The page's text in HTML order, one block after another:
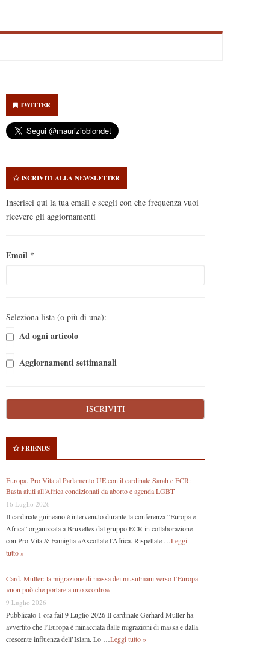
Sidebar
TWITTER
ISCRIVITI ALLA NEWSLETTER
Inserisci qui la tua email e scegli con che frequenza vuoi
ricevere gli aggiornamenti
Email *
Seleziona lista (o più di una):
Ad ogni articolo
Aggiornamenti settimanali
FRIENDS
Europa. Pro Vita al Parlamento UE con il cardinale Sarah e ECR:
Basta aiuti all’Africa condizionati da aborto e agenda LGBT
16 Luglio 2026
Il cardinale guineano è intervenuto durante la conferenza “Europa e
Africa” organizzata a Bruxelles dal gruppo ECR in collaborazione
con Pro Vita & Famiglia «Ascoltate l’Africa. Rispettate … Leggi
tutto »
Card. Müller: la migrazione di massa dei musulmani verso l’Europa
«non può che portare a uno scontro»
9 Luglio 2026
Pubblicato 1 ora fail 9 Luglio 2026 Il cardinale Gerhard Müller ha
avvertito che l’Europa è minacciata dalle migrazioni di massa e dalla
crescente influenza dell’Islam. Lo … Leggi tutto »